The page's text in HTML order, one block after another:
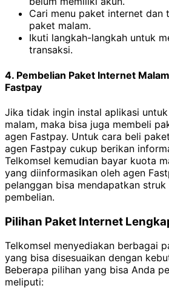
Cari menu paket internet dan
paket malam.
Ikuti langkah-langkah untuk
transaksi.
4. Pembelian Paket Internet
Fastpay
Jika tidak ingin instal aplikasi
malam, maka bisa juga membeli
agen Fastpay. Untuk cara beli
agen Fastpay cukup berikan
Telkomsel kemudian bayar kuota
yang diinformasikan oleh agen
pelanggan bisa mendapatkan
pembelian.
Pilihan Paket Internet
Telkomsel menyediakan berbagai
yang bisa disesuaikan dengan
Beberapa pilihan yang bisa Anda
meliputi: